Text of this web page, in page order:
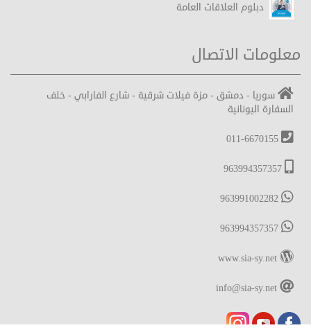
دبلوم العلاقات العامة
معلومات الاتصال
سوريا - دمشق - مزة فيلات شرقية - شارع الفارابي - خلف
السفارة اليونانية